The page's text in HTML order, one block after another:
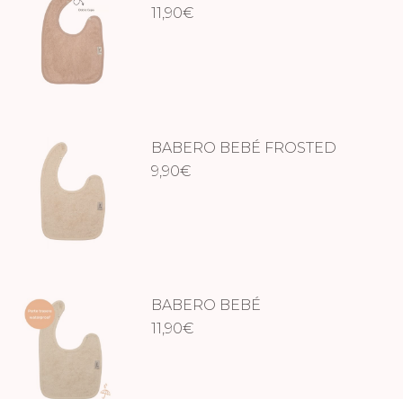
SAVANNAH SAND
11,90€
BABERO BEBÉ FROSTED
ALMOND
9,90€
BABERO BEBÉ
WATERPROOF – FROSTED
11,90€